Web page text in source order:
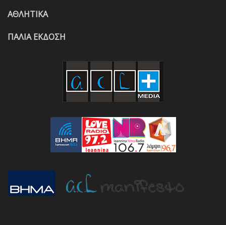
ΑΘΛΗΤΙΚΑ
ΠΑΛΙΑ ΕΚΔΟΣΗ